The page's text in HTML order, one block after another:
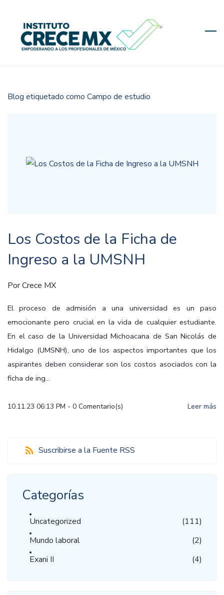
content
Blog etiquetado como Campo de estudio
Los Costos de la Ficha de
Ingreso a la UMSNH
PorCrece MX
El proceso de admisión a una universidad es un paso
emocionante pero crucial en la vida de cualquier estudiante.
En el caso de la Universidad Michoacana de San Nicolás de
Hidalgo (UMSNH), uno de los aspectos importantes que los
aspirantes deben considerar son los costos asociados con la
ficha de ing...
10.11.23 06:13 PM - 0 Comentario(s) Leer más
Suscribirse a la Fuente RSS
Categorías
Uncategorized
(111)
Mundo laboral
(2)
Exani II
(4)